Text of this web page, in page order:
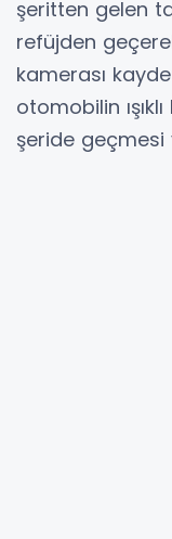
şeritten gelen
refüjden
kamerası
otomobilin
şeride geçmesi